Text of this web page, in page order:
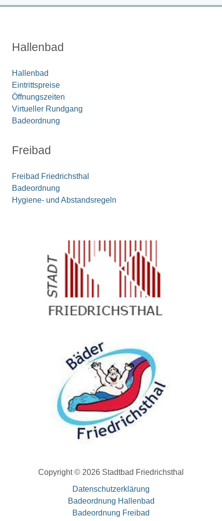
Hallenbad
Hallenbad
Eintrittspreise
Öffnungszeiten
Virtueller Rundgang
Badeordnung
Freibad
Freibad Friedrichsthal
Badeordnung
Hygiene- und Abstandsregeln
Copyright © 2026 Stadtbad Friedrichsthal
Datenschutzerklärung
Badeordnung Hallenbad
Badeordnung Freibad